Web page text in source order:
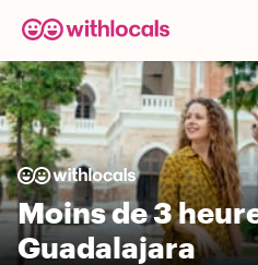
Moins de 3
Guadalajara